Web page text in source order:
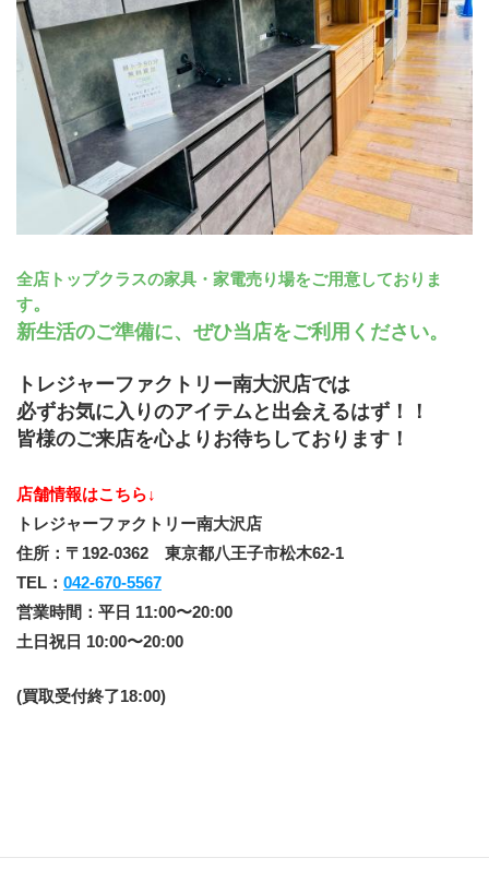
﻿全店トップクラスの家具・家電売り場をご用意しておりま
す。
新生活のご準備に、ぜひ当店をご利用ください。
トレジャーファクトリー南大沢店では
必ずお気に入りのアイテムと出会えるはず！！
皆様のご来店を心よりお待ちしております！
店舗情報はこちら↓
トレジャーファクトリー南大沢店
住所：〒192-0362　東京都八王子市松木62-1
TEL： 042-670-5567
営業時間：平日 11:00〜20:00
土日祝日 10:00〜20:00
(買取受付終了18:00)